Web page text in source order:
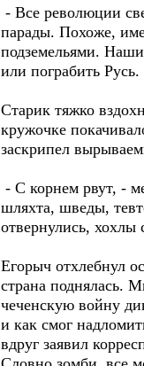
- Все революции
парады. Похоже,
подземельями.
или пограбить
Старик тяжко
кружочке
заскрипел
- С корнем рвут, -
шляхта, шведы,
отвернулись,
Егорыч отхлебнул
страна поднялась.
чеченскую войну
и как смог
вдруг заявил